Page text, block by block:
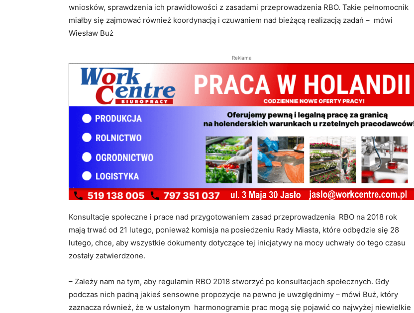
wniosków, sprawdzenia ich prawidłowości z zasadami przeprowadzenia RBO. Takie pełnomocnik
miałby się zajmować również koordynacją i czuwaniem nad bieżącą realizacją zadań – mówi
Wiesław Buż
Reklama
Konsultacje społeczne i prace nad przygotowaniem zasad przeprowadzenia RBO na 2018 rok
mają trwać od 21 lutego, ponieważ komisja na posiedzeniu Rady Miasta, które odbędzie się 28
lutego, chce, aby wszystkie dokumenty dotyczące tej inicjatywy na mocy uchwały do tego czasu
zostały zatwierdzone.
– Zależy nam na tym, aby regulamin RBO 2018 stworzyć po konsultacjach społecznych. Gdy
podczas nich padną jakieś sensowne propozycje na pewno je uwzględnimy – mówi Buż, który
zaznacza również, że w ustalonym harmonogramie prac mogą się pojawić co najwyżej niewielkie